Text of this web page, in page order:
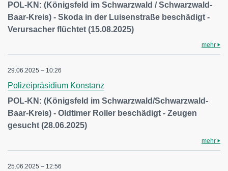
POL-KN: (Königsfeld im Schwarzwald / Schwarzwald-
Baar-Kreis) - Skoda in der Luisenstraße beschädigt -
Verursacher flüchtet (15.08.2025)
mehr
29.06.2025 – 10:26
Polizeipräsidium Konstanz
POL-KN: (Königsfeld im Schwarzwald/Schwarzwald-
Baar-Kreis) - Oldtimer Roller beschädigt - Zeugen
gesucht (28.06.2025)
mehr
25.06.2025 – 12:56